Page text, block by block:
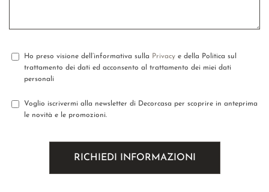
Ho preso visione dell’informativa sulla Privacy e della Politica sul
trattamento dei dati ed acconsento al trattamento dei miei dati
personali
Voglio iscrivermi alla newsletter di Decorcasa per scoprire in anteprima
le novità e le promozioni.